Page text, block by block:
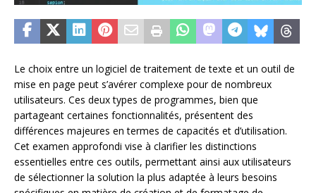
Le choix entre un logiciel de traitement de texte et un outil de
mise en page peut s’avérer complexe pour de nombreux
utilisateurs. Ces deux types de programmes, bien que
partageant certaines fonctionnalités, présentent des
différences majeures en termes de capacités et d’utilisation.
Cet examen approfondi vise à clarifier les distinctions
essentielles entre ces outils, permettant ainsi aux utilisateurs
de sélectionner la solution la plus adaptée à leurs besoins